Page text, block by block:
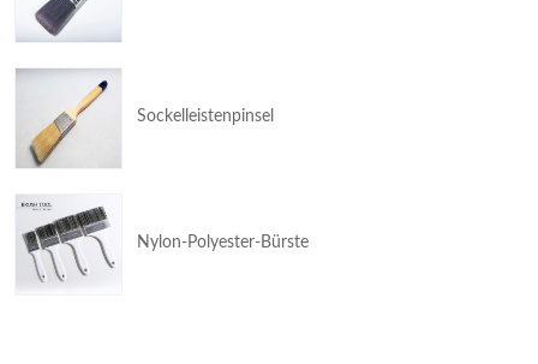
Sockelleistenpinsel
Nylon-Polyester-Bürste